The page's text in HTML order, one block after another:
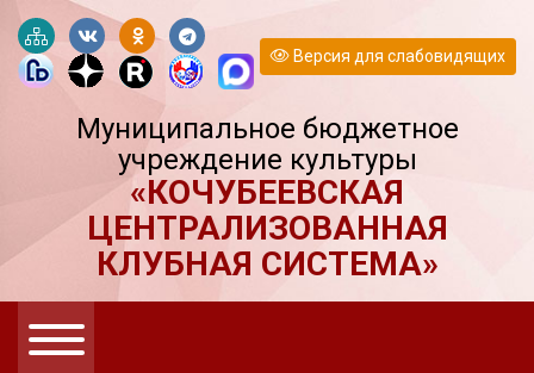
Версия для слабовидящих
Муниципальное бюджетное
учреждение культуры
«КОЧУБЕЕВСКАЯ
ЦЕНТРАЛИЗОВАННАЯ
КЛУБНАЯ СИСТЕМА»